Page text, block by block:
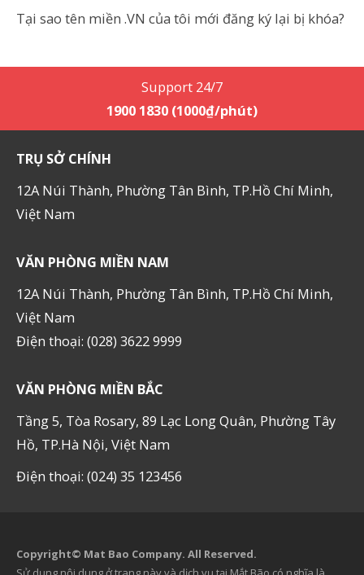
Tại sao tên miền .VN của tôi mới đăng ký lại bị khóa?
Support 24/7
1900 1830 (1000₫/phút)
TRỤ SỞ CHÍNH
12A Núi Thành, Phường Tân Bình, TP.Hồ Chí Minh,
Việt Nam
VĂN PHÒNG MIỀN NAM
12A Núi Thành, Phường Tân Bình, TP.Hồ Chí Minh,
Việt Nam
Điện thoại: (028) 3622 9999
VĂN PHÒNG MIỀN BẮC
Tầng 5, Tòa Rosary, 89 Lạc Long Quân, Phường Tây
Hồ, TP.Hà Nội, Việt Nam
Điện thoại: (024) 35 123456
Copyright© Mat Bao Company. All Reserved.